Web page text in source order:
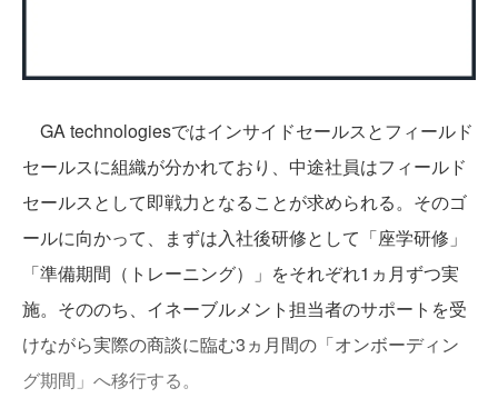
GA technologiesではインサイドセールスとフィールド
セールスに組織が分かれており、中途社員はフィールド
セールスとして即戦力となることが求められる。そのゴ
ールに向かって、まずは入社後研修として「座学研修」
「準備期間（トレーニング）」をそれぞれ1ヵ月ずつ実
施。そののち、イネーブルメント担当者のサポートを受
けながら実際の商談に臨む3ヵ月間の「オンボーディン
グ期間」へ移行する。